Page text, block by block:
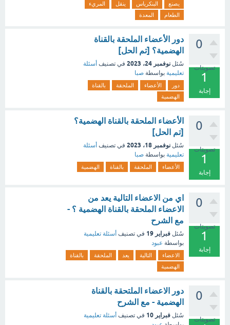
يصنع
البنكرياس ينقل
المريء
الطعام
المعدة
0
تصويتات
1
إجابة
دور الأعضاء الملحقة بالقناة
الهضمية؟ [تم الحل]
سُئل نوفمبر 24، 2023 في تصنيف أسئلة
تعليمية بواسطة صبا
دور الأعضاء الملحقة
بالقناة
الهضمية
0
تصويتات
1
إجابة
الأعضاء الملحقة بالقناة الهضمية؟
[تم الحل]
سُئل نوفمبر 18، 2023 في تصنيف أسئلة
تعليمية بواسطة صبا
الأعضاء الملحقة بالقناة الهضمية
0
تصويتات
1
إجابة
اي من الاعضاء التالية يعد من
الاعضاء الملحقة بالقناة الهضمية ؟ -
مع الشرح
سُئل فبراير 19 في تصنيف أسئلة تعليمية
بواسطة عبود
الاعضاء التالية يعد الملحقة
بالقناة
الهضمية
0
تصويتات
دور الاعضاء الملتحقة بالقناة
الهضمية - مع الشرح
سُئل فبراير 10 في تصنيف أسئلة تعليمية